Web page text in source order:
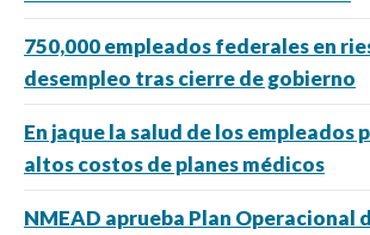
750,000 empleados federales en
desempleo tras cierre de gobierno
En jaque la salud de los empleados
altos costos de planes médicos
NMEAD aprueba Plan Operacional